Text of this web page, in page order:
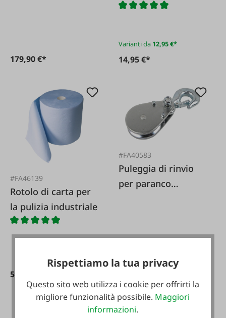
179,90 €*
resistenza G 8
Varianti da 12,95 €*
14,95 €*
#FA46139
Rotolo di carta per
la pulizia industriale
59,50 €*
#FA40583
Puleggia di rinvio
per paranco
Rispettiamo la tua privacy
Questo sito web utilizza i cookie per offrirti la
migliore funzionalità possibile. Maggiori
informazioni.